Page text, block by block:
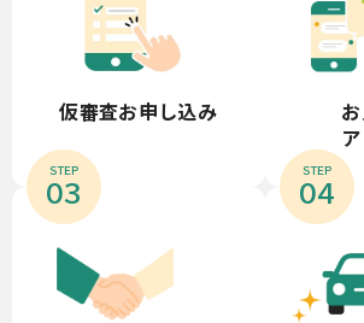
仮審査お申し込み
STEP
03
STEP
04